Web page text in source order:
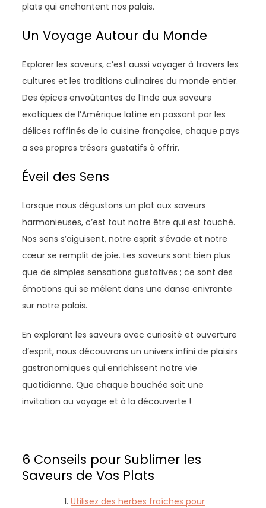
plats qui enchantent nos palais.
Un Voyage Autour du Monde
Explorer les saveurs, c’est aussi voyager à travers les
cultures et les traditions culinaires du monde entier.
Des épices envoûtantes de l’Inde aux saveurs
exotiques de l’Amérique latine en passant par les
délices raffinés de la cuisine française, chaque pays
a ses propres trésors gustatifs à offrir.
Éveil des Sens
Lorsque nous dégustons un plat aux saveurs
harmonieuses, c’est tout notre être qui est touché.
Nos sens s’aiguisent, notre esprit s’évade et notre
cœur se remplit de joie. Les saveurs sont bien plus
que de simples sensations gustatives ; ce sont des
émotions qui se mêlent dans une danse enivrante
sur notre palais.
En explorant les saveurs avec curiosité et ouverture
d’esprit, nous découvrons un univers infini de plaisirs
gastronomiques qui enrichissent notre vie
quotidienne. Que chaque bouchée soit une
invitation au voyage et à la découverte !
6 Conseils pour Sublimer les
Saveurs de Vos Plats
Utilisez des herbes fraîches pour